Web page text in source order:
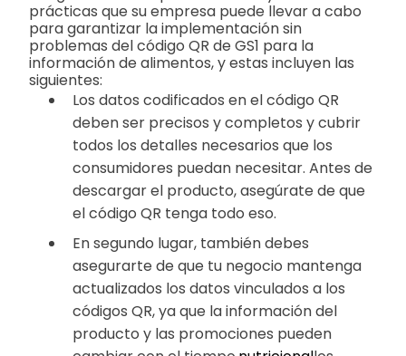
prácticas que su empresa puede llevar a cabo
para garantizar la implementación sin
problemas del código QR de GS1 para la
información de alimentos, y estas incluyen las
siguientes:
Los datos codificados en el código QR
deben ser precisos y completos y cubrir
todos los detalles necesarios que los
consumidores puedan necesitar. Antes de
descargar el producto, asegúrate de que
el código QR tenga todo eso.
En segundo lugar, también debes
asegurarte de que tu negocio mantenga
actualizados los datos vinculados a los
códigos QR, ya que la información del
producto y las promociones pueden